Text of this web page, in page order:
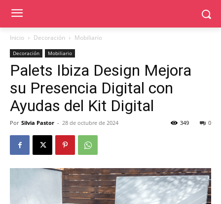
Inicio Decoración Mobiliario
Decoración Mobiliario
Palets Ibiza Design Mejora
su Presencia Digital con
Ayudas del Kit Digital
Por Silvia Pastor - 28 de octubre de 2024 0
349